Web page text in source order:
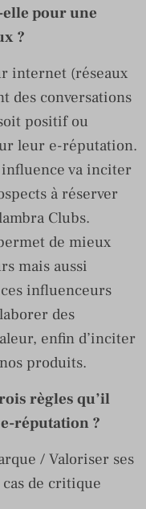
pour une
?
internet (réseaux
des conversations
positif ou
leur e-réputation.
influence va inciter
à réserver
Clubs.
de mieux
mais aussi
influenceurs
des
enfin d’inciter
produits.
règles qu’il
réputation ?
/ Valoriser ses
de critique